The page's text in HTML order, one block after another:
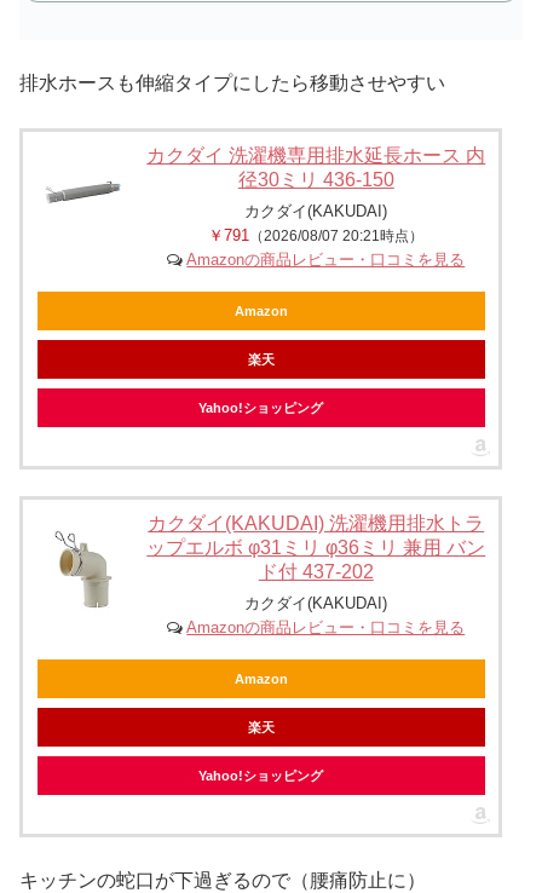
排水ホースも伸縮タイプにしたら移動させやすい
カクダイ 洗濯機専用排水延長ホース 内
径30ミリ 436-150
カクダイ(KAKUDAI)
￥791
（2026/08/07 20:21時点）
Amazonの商品レビュー・口コミを見る
Amazon
楽天
Yahoo!ショッピング
カクダイ(KAKUDAI) 洗濯機用排水トラ
ップエルボ φ31ミリ φ36ミリ 兼用 バン
ド付 437-202
カクダイ(KAKUDAI)
Amazonの商品レビュー・口コミを見る
Amazon
楽天
Yahoo!ショッピング
キッチンの蛇口が下過ぎるので（腰痛防止に）